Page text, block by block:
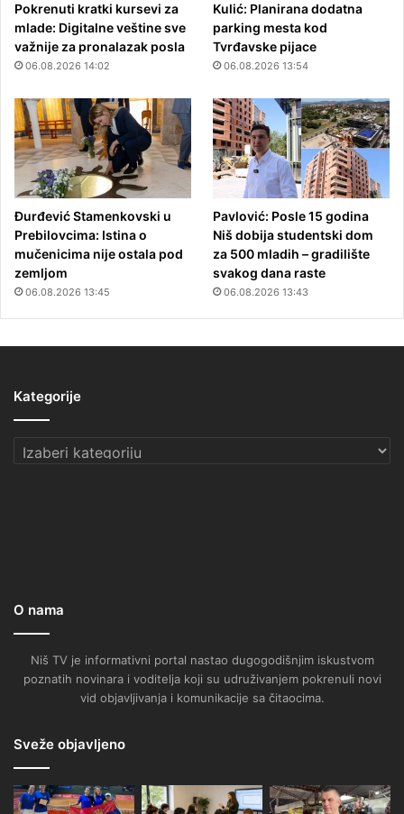
Pokrenuti kratki kursevi za
mlade: Digitalne veštine sve
važnije za pronalazak posla
06.08.2026 14:02
Kulić: Planirana dodatna
parking mesta kod
Tvrđavske pijace
06.08.2026 13:54
Đurđević Stamenkovski u
Prebilovcima: Istina o
mučenicima nije ostala pod
zemljom
06.08.2026 13:45
Pavlović: Posle 15 godina
Niš dobija studentski dom
za 500 mladih – gradilište
svakog dana raste
06.08.2026 13:43
Kategorije
Kategorije
O nama
Niš TV je informativni portal nastao dugogodišnjim iskustvom
poznatih novinara i voditelja koji su udruživanjem pokrenuli novi
vid objavljivanja i komunikacije sa čitaocima.
Sveže objavljeno